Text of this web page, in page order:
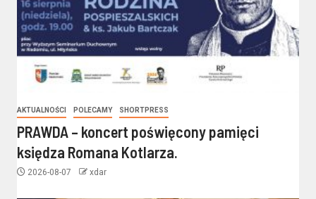
AKTUALNOŚCI POLECAMY SHORTPRESS
PRAWDA – koncert poświęcony pamięci
księdza Romana Kotlarza.
2026-08-07 xdar